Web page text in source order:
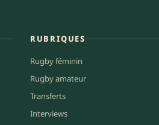
RUBRIQUES
Rugby féminin
Rugby amateur
Transferts
Interviews